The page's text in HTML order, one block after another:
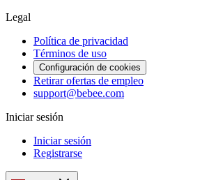
Legal
Política de privacidad
Términos de uso
Configuración de cookies
Retirar ofertas de empleo
support@bebee.com
Iniciar sesión
Iniciar sesión
Registrarse